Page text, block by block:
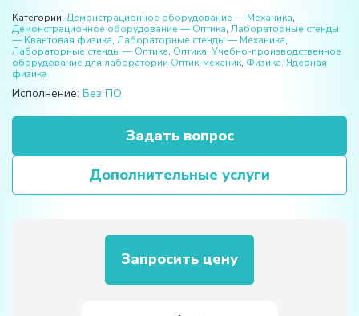
Категории: Демонстрационное оборудование — Механика,
Демонстрационное оборудование — Оптика, Лабораторные стенды
— Квантовая физика, Лабораторные стенды — Механика,
Лабораторные стенды — Оптика, Оптика, Учебно-производственное
оборудование для лаборатории Оптик-механик, Физика. Ядерная
физика
Исполнение: Без ПО
Задать вопрос
Дополнительные услуги
Запросить цену